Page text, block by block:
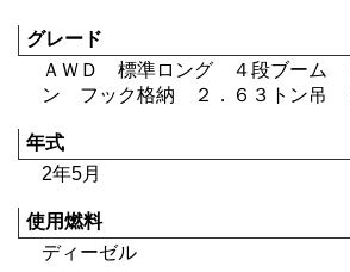
グレード
ＡＷＤ 標準ロング ４段ブーム
ン フック格納 ２．６３トン吊
年式
2年5月
使用燃料
ディーゼル